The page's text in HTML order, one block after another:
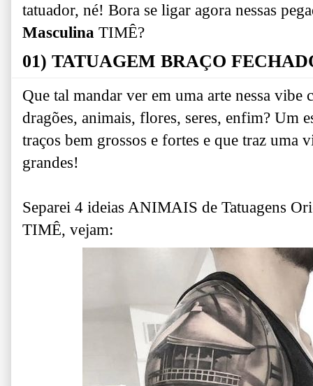
tatuador, né! Bora se ligar agora nessas
Masculina TIMÊ?
01) TATUAGEM BRAÇO
Que tal mandar ver em uma arte nessa vibe
dragões, animais, flores, seres, enfim? Um
traços bem grossos e fortes e que traz uma
grandes!
Separei 4 ideias ANIMAIS de Tatuagens
TIMÊ, vejam: